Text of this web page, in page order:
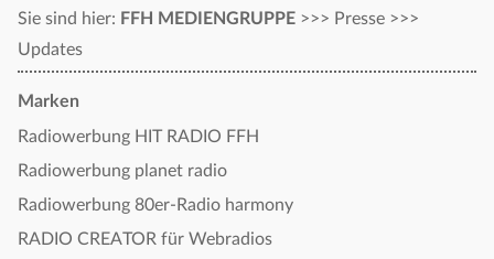
Sie sind hier: FFH MEDIENGRUPPE >>> Presse >>>
Updates
Marken
Radiowerbung HIT RADIO FFH
Radiowerbung planet radio
Radiowerbung 80er-Radio harmony
RADIO CREATOR für Webradios